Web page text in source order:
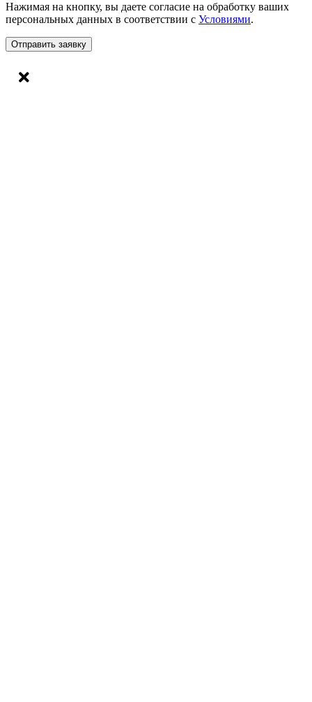
Нажимая на кнопку, вы даете согласие на обработку ваших
персональных данных в соответствии с Условиями.